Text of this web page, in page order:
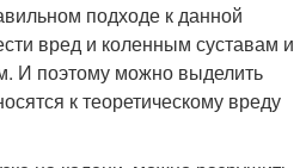
подходе к данной
вред и коленным суставам и
И поэтому можно выделить
к теоретическому вреду